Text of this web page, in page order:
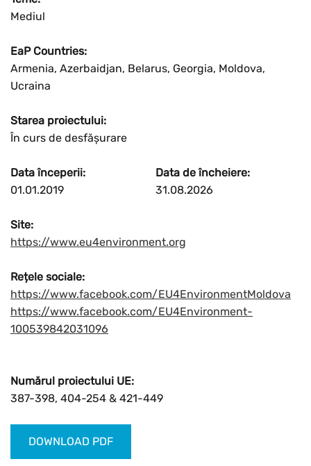
Mediul
EaP Countries:
Armenia, Azerbaidjan, Belarus, Georgia, Moldova,
Ucraina
Starea proiectului:
În curs de desfășurare
Data începerii:
01.01.2019
Data de încheiere:
31.08.2026
Site:
https://www.eu4environment.org
Rețele sociale:
https://www.facebook.com/EU4EnvironmentMoldova
https://www.facebook.com/EU4Environment-
100539842031096
Numărul proiectului UE:
387-398, 404-254 & 421-449
DOWNLOAD PDF